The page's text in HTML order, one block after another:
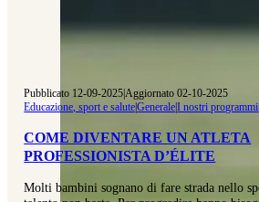
Pubblicato 12-09-2025|Aggiornato 02-10-2025
Educazione, sport e salute|Generale|I nostri programmi
COME DIVENTARE UN ATLETA
PROFESSIONISTA D’ÉLITE
Molti bambini sognano di fare strada nello